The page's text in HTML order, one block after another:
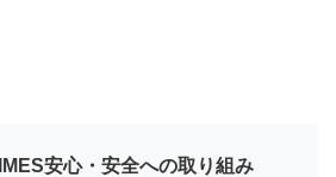
安心・安全への取り組み